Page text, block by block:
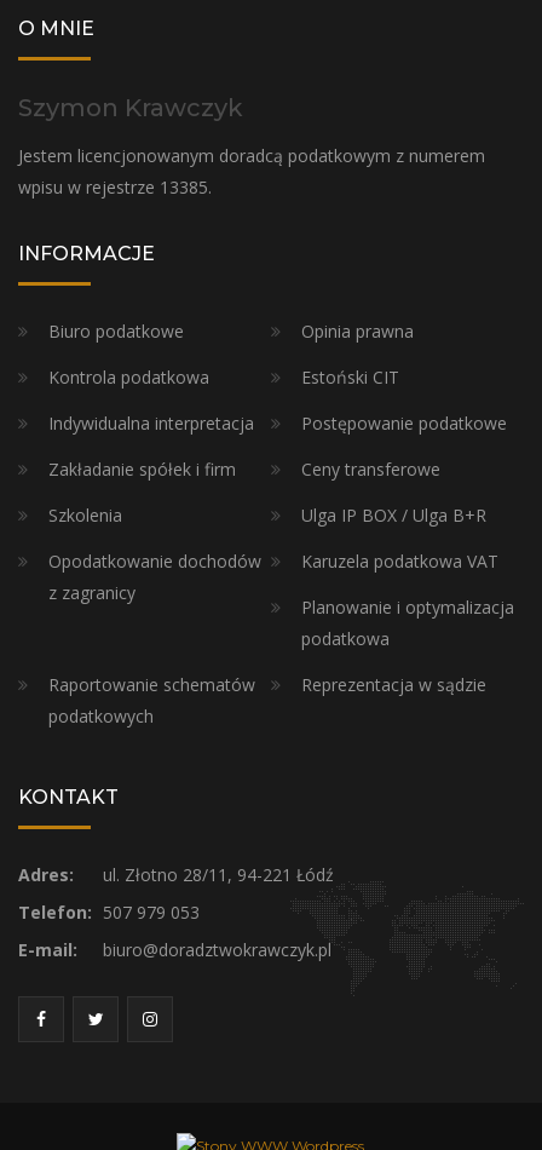
O MNIE
Szymon Krawczyk
Jestem licencjonowanym doradcą podatkowym z numerem
wpisu w rejestrze 13385.
INFORMACJE
Biuro podatkowe
Opinia prawna
Kontrola podatkowa
Estoński CIT
Indywidualna interpretacja
Postępowanie podatkowe
Zakładanie spółek i firm
Ceny transferowe
Szkolenia
Ulga IP BOX / Ulga B+R
Opodatkowanie dochodów
z zagranicy
Karuzela podatkowa VAT
Planowanie i optymalizacja
podatkowa
Raportowanie schematów
podatkowych
Reprezentacja w sądzie
KONTAKT
Adres:
ul. Złotno 28/11, 94-221 Łódź
Telefon: 507 979 053
E-mail:
biuro@doradztwokrawczyk.pl